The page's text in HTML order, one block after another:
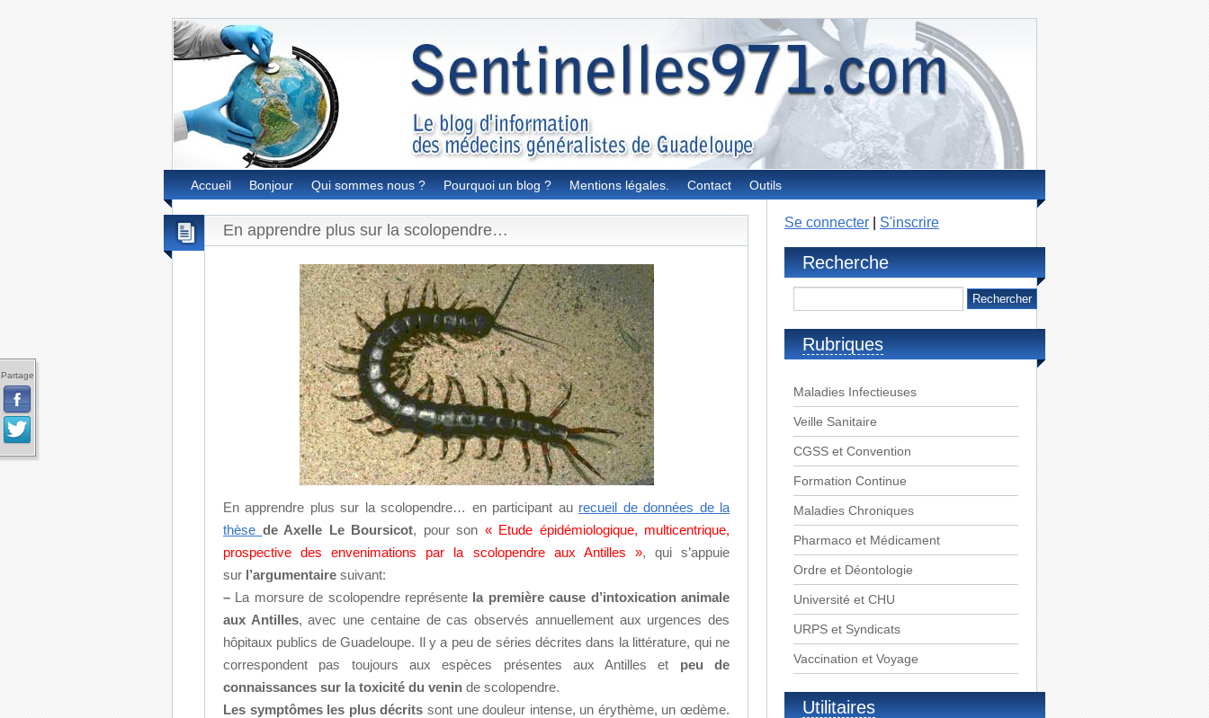
Partage
Accueil Bonjour Qui sommes nous ? Pourquoi un blog ? Mentions légales. Contact Outils
En apprendre plus sur la scolopendre…
En apprendre plus sur la scolopendre… en participant au recueil de données de la
thèse de Axelle Le Boursicot, pour son « Etude épidémiologique, multicentrique,
prospective des envenimations par la scolopendre aux Antilles », qui s’appuie
sur l’argumentaire suivant:
– La morsure de scolopendre représente la première cause d’intoxication animale
aux Antilles, avec une centaine de cas observés annuellement aux urgences des
hôpitaux publics de Guadeloupe. Il y a peu de séries décrites dans la littérature, qui ne
correspondent pas toujours aux espèces présentes aux Antilles et peu de
connaissances sur la toxicité du venin de scolopendre.
Les symptômes les plus décrits sont une douleur intense, un érythème, un œdème.
Se connecter S'inscrire
Recherche
Rubriques
Maladies Infectieuses
Veille Sanitaire
CGSS et Convention
Formation Continue
Maladies Chroniques
Pharmaco et Médicament
Ordre et Déontologie
Université et CHU
URPS et Syndicats
Vaccination et Voyage
Utilitaires